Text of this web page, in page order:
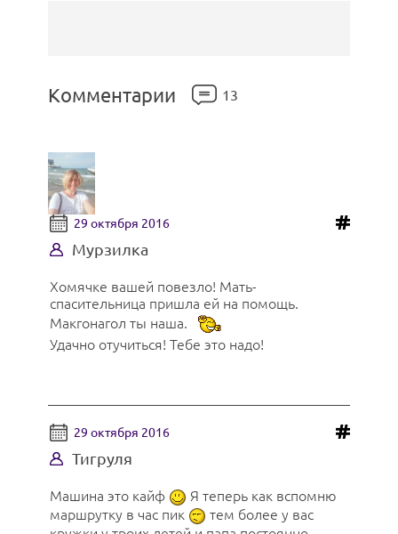
Комментарии 13
29 октября 2016
Мурзилка
Хомячке вашей повезло! Мать-
спасительница пришла ей на помощь.
Макгонагол ты наша.
Удачно отучиться! Тебе это надо!
29 октября 2016
Тигруля
Машина это кайф
Я теперь как вспомню
маршрутку в час пик
тем более у вас